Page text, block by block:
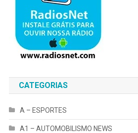
CATEGORIAS
A – ESPORTES
A1 – AUTOMOBILISMO NEWS